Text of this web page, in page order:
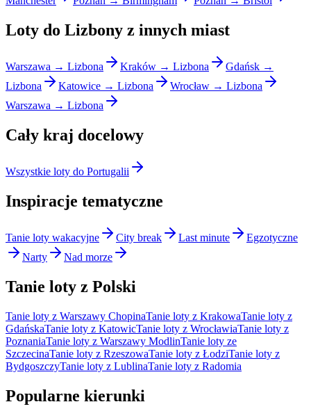
Loty do Lizbony z innych miast
Warszawa → Lizbona Kraków → Lizbona
Gdańsk →
Lizbona
Katowice → Lizbona
Wrocław → Lizbona
Warszawa → Lizbona
Cały kraj docelowy
Wszystkie loty do Portugalii
Inspiracje tematyczne
Tanie loty wakacyjne City break Last minute
Egzotyczne
Narty
Nad morze
Tanie loty z Polski
Tanie loty z Warszawy ChopinaTanie loty z KrakowaTanie loty z
GdańskaTanie loty z KatowicTanie loty z WrocławiaTanie loty z
PoznaniaTanie loty z Warszawy ModlinTanie loty ze
SzczecinaTanie loty z RzeszowaTanie loty z ŁodziTanie loty z
BydgoszczyTanie loty z LublinaTanie loty z Radomia
Popularne kierunki